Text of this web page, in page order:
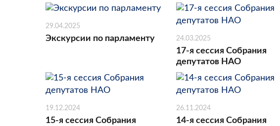
29.04.2025
Экскурсии по парламенту 24.03.2025
17-я сессия Собрания
депутатов НАО
19.12.2024
15-я сессия Собрания
26.11.2024
14-я сессия Собрания